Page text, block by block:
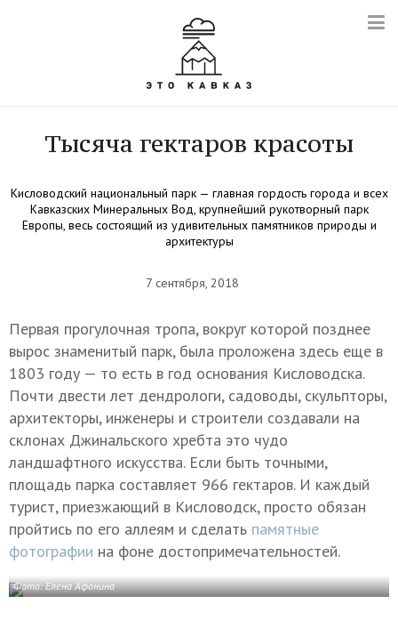
Тысяча гектаров красоты
Кисловодский национальный парк — главная гордость города и всех
Кавказских Минеральных Вод, крупнейший рукотворный парк
Европы, весь состоящий из удивительных памятников природы и
архитектуры
7 сентября, 2018
Первая прогулочная тропа, вокруг которой позднее
вырос знаменитый парк, была проложена здесь еще в
1803 году — то есть в год основания Кисловодска.
Почти двести лет дендрологи, садоводы, скульпторы,
архитекторы, инженеры и строители создавали на
склонах Джинальского хребта это чудо
ландшафтного искусства. Если быть точными,
площадь парка составляет 966 гектаров. И каждый
турист, приезжающий в Кисловодск, просто обязан
пройтись по его аллеям и сделать памятные
фотографии на фоне достопримечательностей.
Фото: Елена Афонина